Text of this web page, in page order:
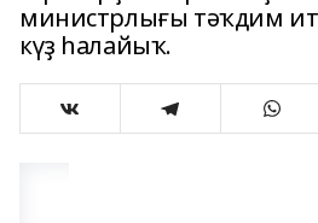
министрлығы тәҡдим
күҙ һалайыҡ.